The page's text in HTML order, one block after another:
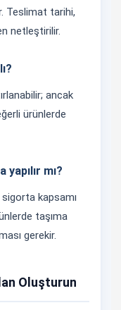
Teslimat tarihi,
netleştirilir.
ancak
ürünlerde
mı?
kapsamı
taşıma
gerekir.
Oluşturun